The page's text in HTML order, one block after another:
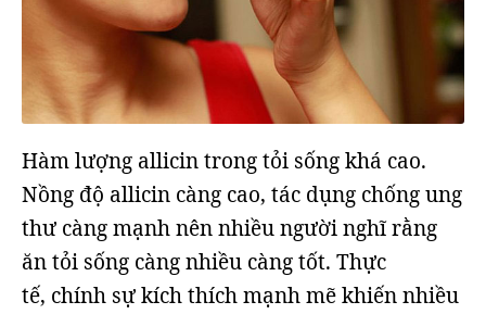
Hàm lượng allicin trong tỏi sống khá cao.
Nồng độ allicin càng cao, tác dụng chống ung
thư càng mạnh nên nhiều người nghĩ rằng
ăn tỏi sống càng nhiều càng tốt. Thực
tế, chính sự kích thích mạnh mẽ khiến nhiều